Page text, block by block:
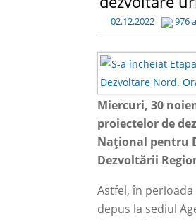
02.12.2022 976
Miercuri, 30
proiectelor de
Național pentru
Dezvoltării
Astfel, în
depus la sediul